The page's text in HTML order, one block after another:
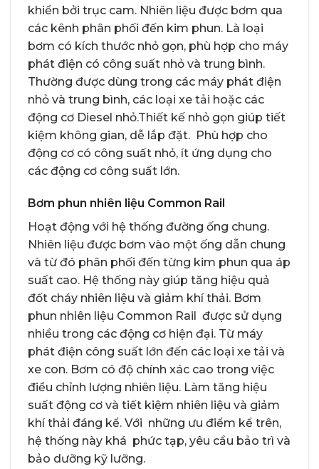
khiển bởi trục cam. Nhiên liệu được bơm qua
các kênh phân phối đến kim phun. Là loại
bơm có kích thước nhỏ gọn, phù hợp cho máy
phát điện có công suất nhỏ và trung bình.
Thường được dùng trong các máy phát điện
nhỏ và trung bình, các loại xe tải hoặc các
động cơ Diesel nhỏ.Thiết kế nhỏ gọn giúp tiết
kiệm không gian, dễ lắp đặt. Phù hợp cho
động cơ có công suất nhỏ, ít ứng dụng cho
các động cơ công suất lớn.
Bơm phun nhiên liệu Common Rail
Hoạt động với hệ thống đường ống chung.
Nhiên liệu được bơm vào một ống dẫn chung
và từ đó phân phối đến từng kim phun qua áp
suất cao. Hệ thống này giúp tăng hiệu quả
đốt cháy nhiên liệu và giảm khí thải. Bơm
phun nhiên liệu Common Rail được sử dụng
nhiều trong các động cơ hiện đại. Từ máy
phát điện công suất lớn đến các loại xe tải và
xe con. Bơm có độ chính xác cao trong việc
điều chỉnh lượng nhiên liệu. Làm tăng hiệu
suất động cơ và tiết kiệm nhiên liệu và giảm
khí thải đáng kể. Với những ưu điểm kể trên,
hệ thống này khá phức tạp, yêu cầu bảo trì và
bảo dưỡng kỹ lưỡng.